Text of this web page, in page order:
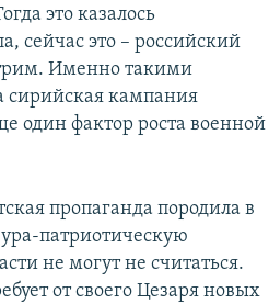
это казалось
сейчас это – российский
Именно такими
сирийская кампания
один фактор роста военной
пропаганда породила в
патриотическую
не могут не считаться.
от своего Цезаря новых